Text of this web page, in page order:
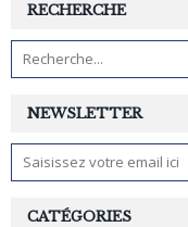
NEWSLETTER
RECHERCHE
CATÉGORIES